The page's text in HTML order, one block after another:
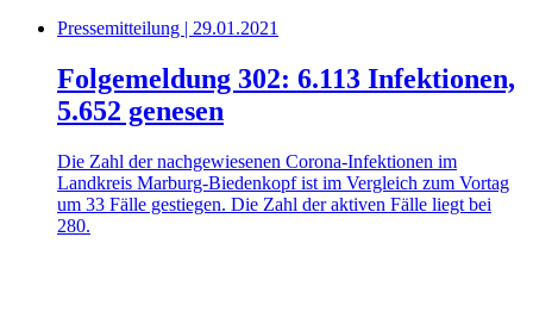
Pressemitteilung | 29.01.2021
Folgemeldung 302: 6.113 Infektionen,
5.652 genesen
Die Zahl der nachgewiesenen Corona-Infektionen im
Landkreis Marburg-Biedenkopf ist im Vergleich zum Vortag
um 33 Fälle gestiegen. Die Zahl der aktiven Fälle liegt bei
280.